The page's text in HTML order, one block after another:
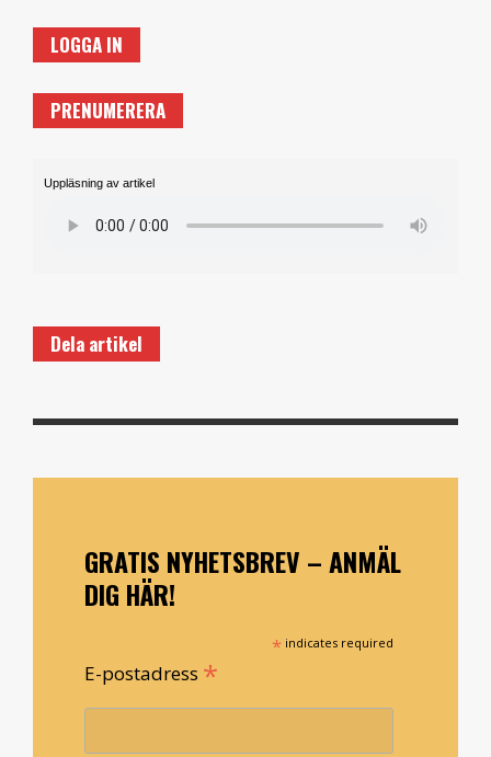
LOGGA IN
PRENUMERERA
Uppläsning av artikel
Dela artikel
GRATIS NYHETSBREV – ANMÄL
DIG HÄR!
* indicates required
E-postadress *